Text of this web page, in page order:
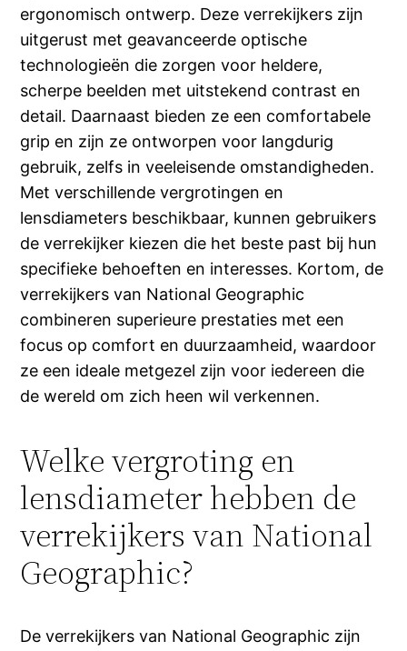
ergonomisch ontwerp. Deze verrekijkers zijn
uitgerust met geavanceerde optische
technologieën die zorgen voor heldere,
scherpe beelden met uitstekend contrast en
detail. Daarnaast bieden ze een comfortabele
grip en zijn ze ontworpen voor langdurig
gebruik, zelfs in veeleisende omstandigheden.
Met verschillende vergrotingen en
lensdiameters beschikbaar, kunnen gebruikers
de verrekijker kiezen die het beste past bij hun
specifieke behoeften en interesses. Kortom, de
verrekijkers van National Geographic
combineren superieure prestaties met een
focus op comfort en duurzaamheid, waardoor
ze een ideale metgezel zijn voor iedereen die
de wereld om zich heen wil verkennen.
Welke vergroting en
lensdiameter hebben de
verrekijkers van National
Geographic?
De verrekijkers van National Geographic zijn